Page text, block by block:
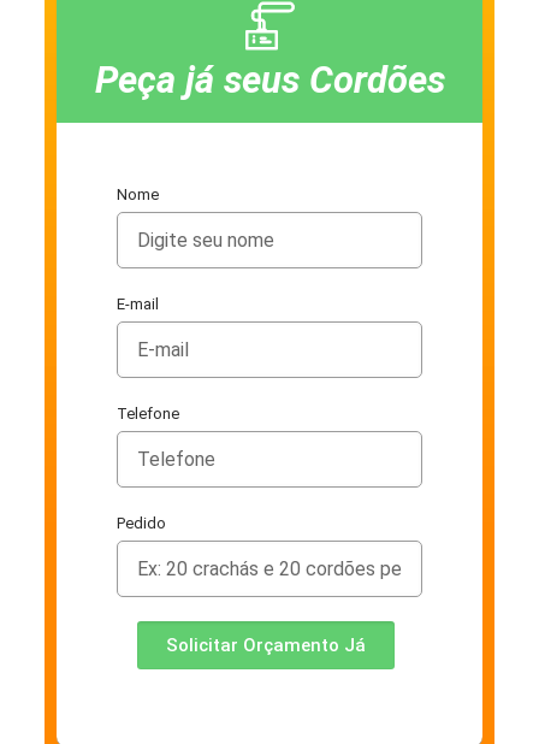
Peça já seus Cordões
Nome
E-mail
Telefone
Pedido
Solicitar Orçamento Já